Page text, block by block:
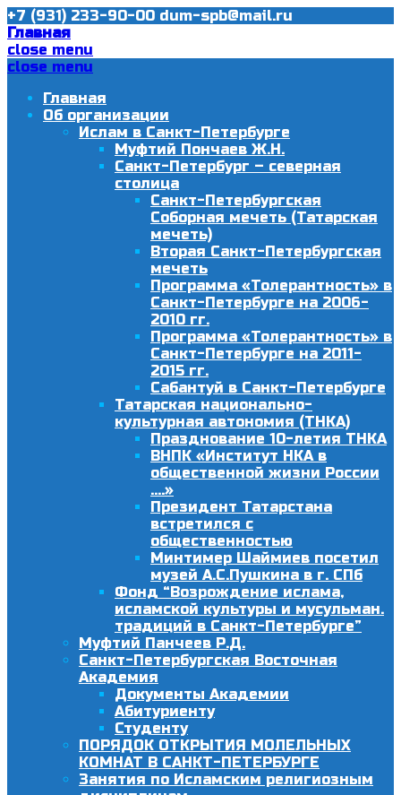
+7 (931) 233-90-00 dum-spb@mail.ru
Главная
close menu
close menu
Главная
Об организации
Ислам в Санкт-Петербурге
Муфтий Пончаев Ж.Н.
Санкт-Петербург – северная
столица
Санкт-Петербургская
Соборная мечеть (Татарская
мечеть)
Вторая Санкт-Петербургская
мечеть
Программа «Толерантность» в
Санкт-Петербурге на 2006-
2010 гг.
Программа «Толерантность» в
Санкт-Петербурге на 2011-
2015 гг.
Сабантуй в Санкт-Петербурге
Татарская национально-
культурная автономия (ТНКА)
Празднование 10-летия ТНКА
ВНПК «Институт НКА в
общественной жизни России
….»
Президент Татарстана
встретился с
общественностью
Минтимер Шаймиев посетил
музей А.С.Пушкина в г. СПб
Фонд “Возрождение ислама,
исламской культуры и мусульман.
традиций в Санкт-Петербурге”
Муфтий Панчеев Р.Д.
Санкт-Петербургская Восточная
Академия
Документы Академии
Абитуриенту
Студенту
ПОРЯДОК ОТКРЫТИЯ МОЛЕЛЬНЫХ
КОМНАТ В САНКТ-ПЕТЕРБУРГЕ
Занятия по Исламским религиозным